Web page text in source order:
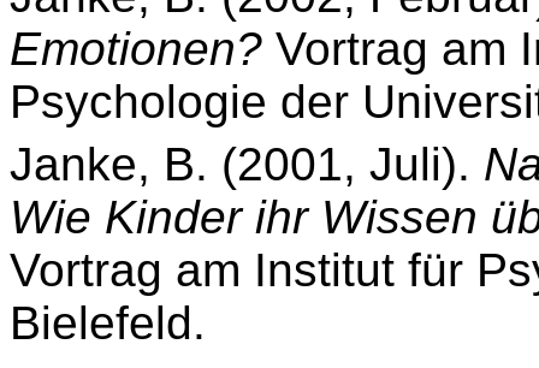
Emotionen? Vortrag am
Psychologie der
Janke, B. (2001, Juli).
Wie Kinder ihr Wissen
Vortrag am Institut für
Bielefeld.